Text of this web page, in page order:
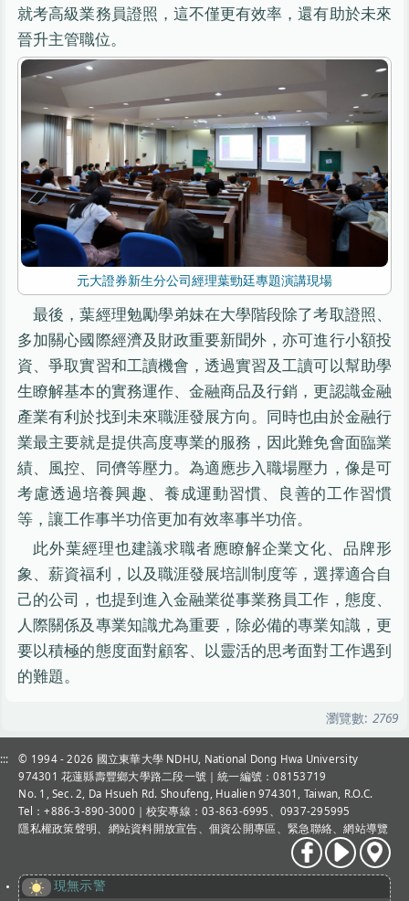
就考高級業務員證照，這不僅更有效率，還有助於未來
晉升主管職位。
元大證券新生分公司經理葉勁廷專題演講現場
最後，葉經理勉勵學弟妹在大學階段除了考取證照、
多加關心國際經濟及財政重要新聞外，亦可進行小額投
資、爭取實習和工讀機會，透過實習及工讀可以幫助學
生瞭解基本的實務運作、金融商品及行銷，更認識金融
產業有利於找到未來職涯發展方向。同時也由於金融行
業最主要就是提供高度專業的服務，因此難免會面臨業
績、風控、同儕等壓力。為適應步入職場壓力，像是可
考慮透過培養興趣、養成運動習慣、良善的工作習慣
等，讓工作事半功倍更加有效率事半功倍。
此外葉經理也建議求職者應瞭解企業文化、品牌形
象、薪資福利，以及職涯發展培訓制度等，選擇適合自
己的公司，也提到進入金融業從事業務員工作，態度、
人際關係及專業知識尤為重要，除必備的專業知識，更
要以積極的態度面對顧客、以靈活的思考面對工作遇到
的難題。
瀏覽數: 2769
::: © 1994 - 2026 國立東華大學 NDHU, National Dong Hwa University
974301 花蓮縣壽豐鄉大學路二段一號｜統一編號：08153719
No. 1, Sec. 2, Da Hsueh Rd. Shoufeng, Hualien 974301, Taiwan, R.O.C.
Tel：+886-3-890-3000 ｜校安專線：03-863-6995、0937-295995
隱私權政策聲明
網站資料開放宣告 個資公開專區 、緊急聯絡 、網站導覽
現無示警